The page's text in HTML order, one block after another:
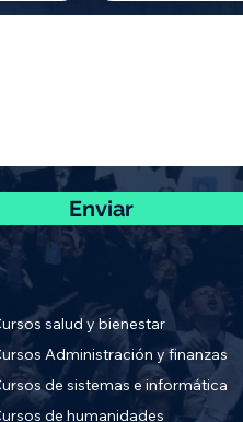
Enviar
salud y bienestar
Administración y finanzas
de sistemas e informática
de humanidades